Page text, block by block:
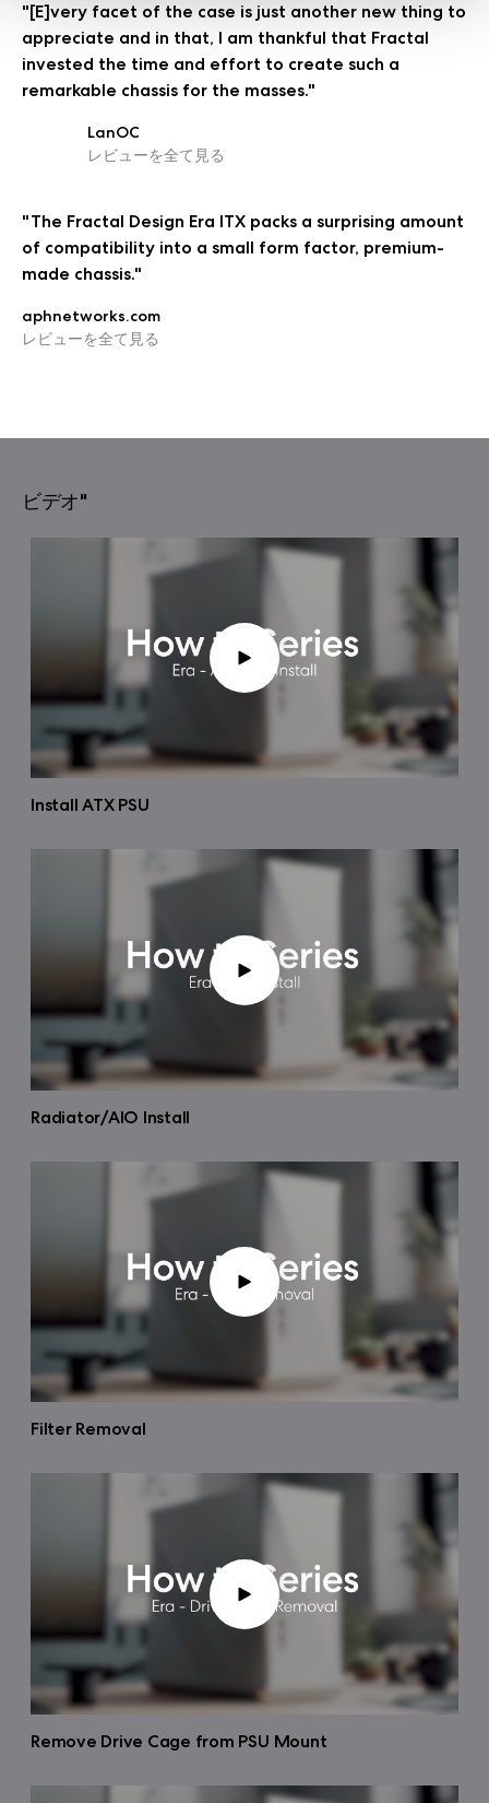
"[E]very facet of the case is just another new thing to
appreciate and in that, I am thankful that Fractal
invested the time and effort to create such a
remarkable chassis for the masses."
LanOC
レビューを全て見る
"The Fractal Design Era ITX packs a surprising amount
of compatibility into a small form factor, premium-
made chassis."
aphnetworks.com
レビューを全て見る
ビデオ"
Install ATX PSU
Radiator/AIO Install
Filter Removal
Remove Drive Cage from PSU Mount